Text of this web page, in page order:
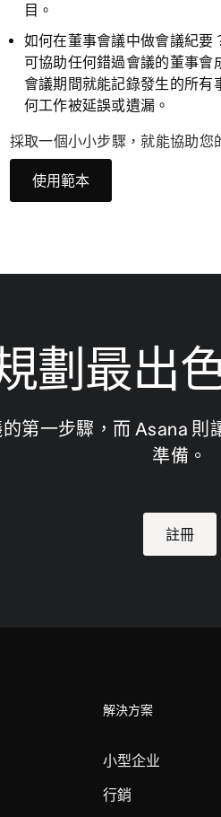
目。
如何在董事會議中做會議紀要
可協助任何錯過會議的董事會
會議期間就能記錄發生的所有
何工作被延誤或遺漏。
採取一個小小步驟，就能協助您
使用範本
劃最出
第一步驟，而 Asana
準備。
註冊
解決方案
小型企业
行銷